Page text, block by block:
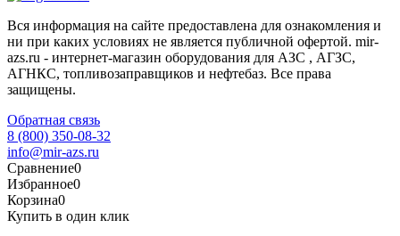
Вся информация на сайте предоставлена для ознакомления и
ни при каких условиях не является публичной офертой. mir-
azs.ru - интернет-магазин оборудования для АЗС , АГЗС,
АГНКС, топливозаправщиков и нефтебаз. Все права
защищены.
Обратная связь
8 (800) 350-08-32
info@mir-azs.ru
Сравнение0
Избранное0
Корзина0
Купить в один клик